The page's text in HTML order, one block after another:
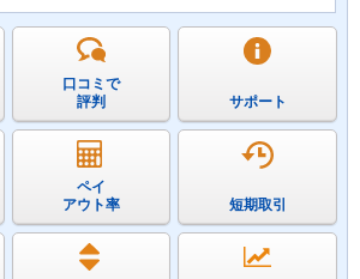
口コミで
評判
サポート
ペイ
アウト率
短期取引